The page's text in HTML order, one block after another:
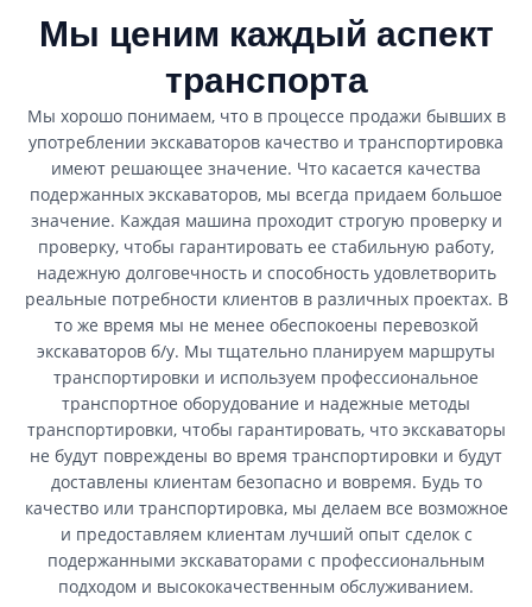
Мы ценим каждый аспект
транспорта
Мы хорошо понимаем, что в процессе продажи бывших в
употреблении экскаваторов качество и транспортировка
имеют решающее значение. Что касается качества
подержанных экскаваторов, мы всегда придаем большое
значение. Каждая машина проходит строгую проверку и
проверку, чтобы гарантировать ее стабильную работу,
надежную долговечность и способность удовлетворить
реальные потребности клиентов в различных проектах. В
то же время мы не менее обеспокоены перевозкой
экскаваторов б/у. Мы тщательно планируем маршруты
транспортировки и используем профессиональное
транспортное оборудование и надежные методы
транспортировки, чтобы гарантировать, что экскаваторы
не будут повреждены во время транспортировки и будут
доставлены клиентам безопасно и вовремя. Будь то
качество или транспортировка, мы делаем все возможное
и предоставляем клиентам лучший опыт сделок с
подержанными экскаваторами с профессиональным
подходом и высококачественным обслуживанием.